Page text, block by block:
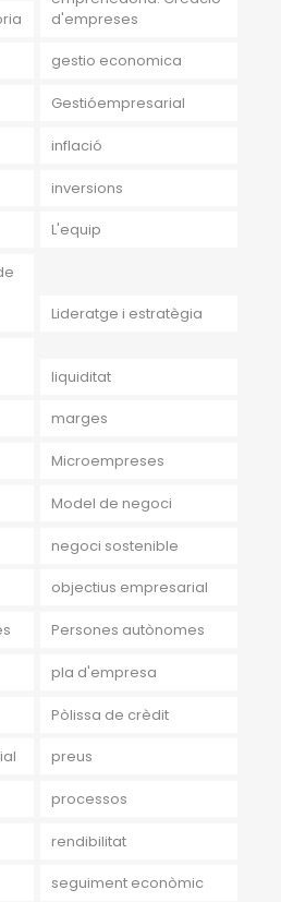
d'empreses
gestio economica
Gestióempresarial
inflació
inversions
L'equip
Lideratge i estratègia
liquiditat
marges
Microempreses
Model de negoci
negoci sostenible
objectius empresarial
Persones autònomes
pla d'empresa
Pòlissa de crèdit
preus
processos
rendibilitat
seguiment econòmic